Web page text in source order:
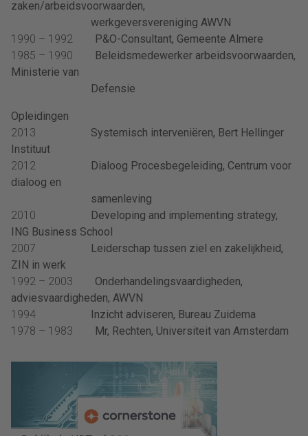
zaken/arbeidsvoorwaarden,
werkgeversvereniging AWVN
1990 – 1992
P&O-Consultant, Gemeente Almere
1985 – 1990
Beleidsmedewerker arbeidsvoorwaarden,
Ministerie van
Defensie
Opleidingen
2013 Systemisch interveniëren, Bert Hellinger
Instituut
2012
Dialoog Procesbegeleiding, Centrum voor
dialoog en
samenleving
2010
Developing and implementing strategy,
ING Business School
2007
Leiderschap tussen ziel en zakelijkheid,
ZIN in werk
1992 – 2003 Onderhandelingsvaardigheden,
adviesvaardigheden, AWVN
1994
Inzicht adviseren, Bureau Zuidema
1978 – 1983
Mr, Rechten, Universiteit van Amsterdam